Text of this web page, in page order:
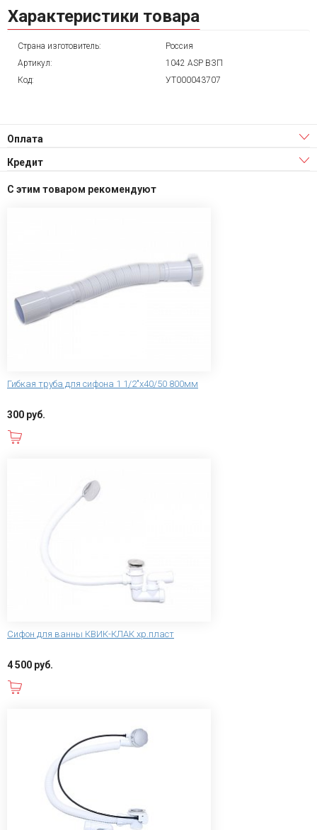
Характеристики товара
Страна изготовитель:
Россия
Артикул:
1042 ASP ВЗП
Код:
УТ000043707
Оплата
Кредит
С этим товаром рекомендуют
Гибкая труба для сифона 1 1/2"х40/50 800мм
300 руб.
Сифон для ванны КВИК-КЛАК хр.пласт
4 500 руб.